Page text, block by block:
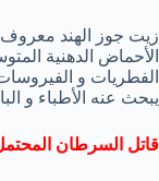
زيت جوز الهند معروف
الأحماض الدهنية
الفطريات و
يبحث عنه الأطباء و
قاتل السرطان